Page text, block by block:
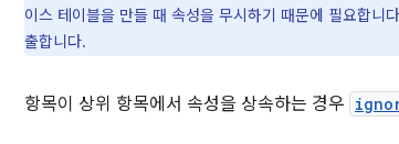
이스 테이블을 만들 때 속성을 무시하기 때문에 필요합
출합니다.
항목이 상위 항목에서 속성을 상속하는 경우